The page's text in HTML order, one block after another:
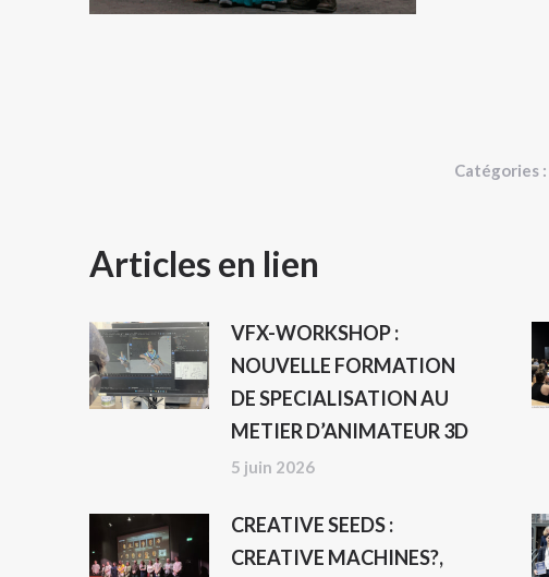
Catégories :
NAVIGATION
ARTICLE
Articles en lien
VFX-WORKSHOP :
NOUVELLE FORMATION
DE SPECIALISATION AU
METIER D’ANIMATEUR 3D
5 juin 2026
CREATIVE SEEDS :
CREATIVE MACHINES?,